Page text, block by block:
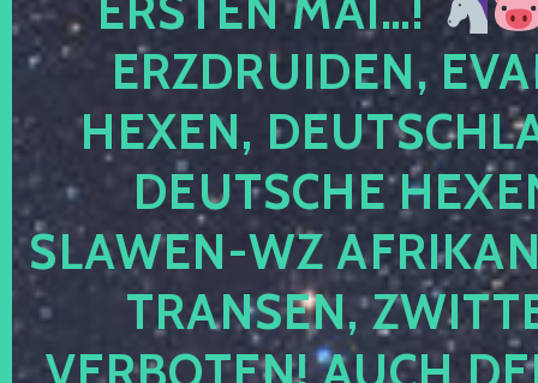
ERZDRUIDEN,
HEXEN,
DEUTSCHE
SLAWEN-WZ
TRANSEN,